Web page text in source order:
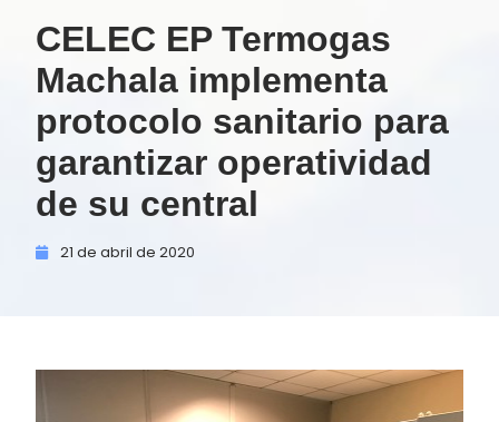
CELEC EP Termogas
Machala implementa
protocolo sanitario para
garantizar operatividad
de su central
21 de abril de 2020